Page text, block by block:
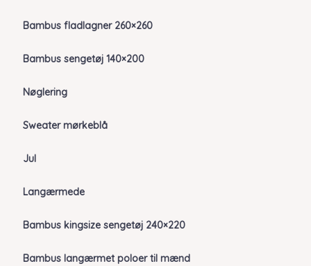
Bambus fladlagner 260×260
Bambus sengetøj 140×200
Nøglering
Sweater mørkeblå
Jul
Langærmede
Bambus kingsize sengetøj 240×220
Bambus langærmet poloer til mænd